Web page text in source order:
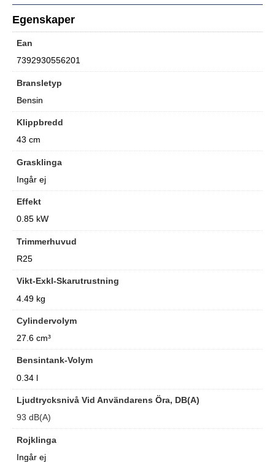
Egenskaper
Ean
7392930556201
Bransletyp
Bensin
Klippbredd
43 cm
Grasklinga
Ingår ej
Effekt
0.85 kW
Trimmerhuvud
R25
Vikt-Exkl-Skarutrustning
4.49 kg
Cylindervolym
27.6 cm³
Bensintank-Volym
0.34 l
Ljudtrycksnivå Vid Användarens Öra, DB(A)
93 dB(A)
Rojklinga
Ingår ej